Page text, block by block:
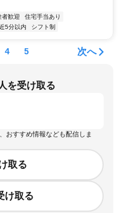
者歓迎
住宅手当あり
5分以内 シフト制
4 5 次へ
を受け取る
おすすめ情報なども配信しま
取る
け取る